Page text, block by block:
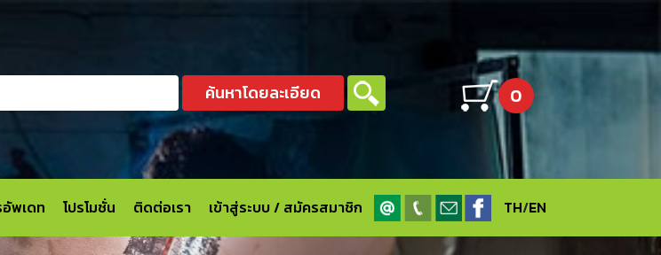
ค้นหาโดยละเอียด 0
พเดท โปรโมชั่น ติดต่อเรา เข้าสู่ระบบ / สมัครสมาชิก TH/EN